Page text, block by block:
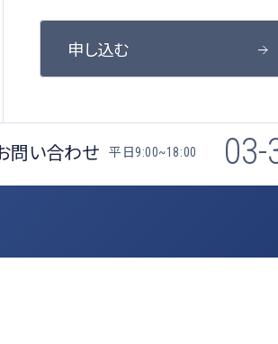
申し込む
問い合わせ 平日9:00~18:00 03-